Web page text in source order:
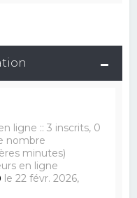
ligne :: 3 inscrits, 0
nombre
minutes)
en ligne
le 22 févr. 2026,